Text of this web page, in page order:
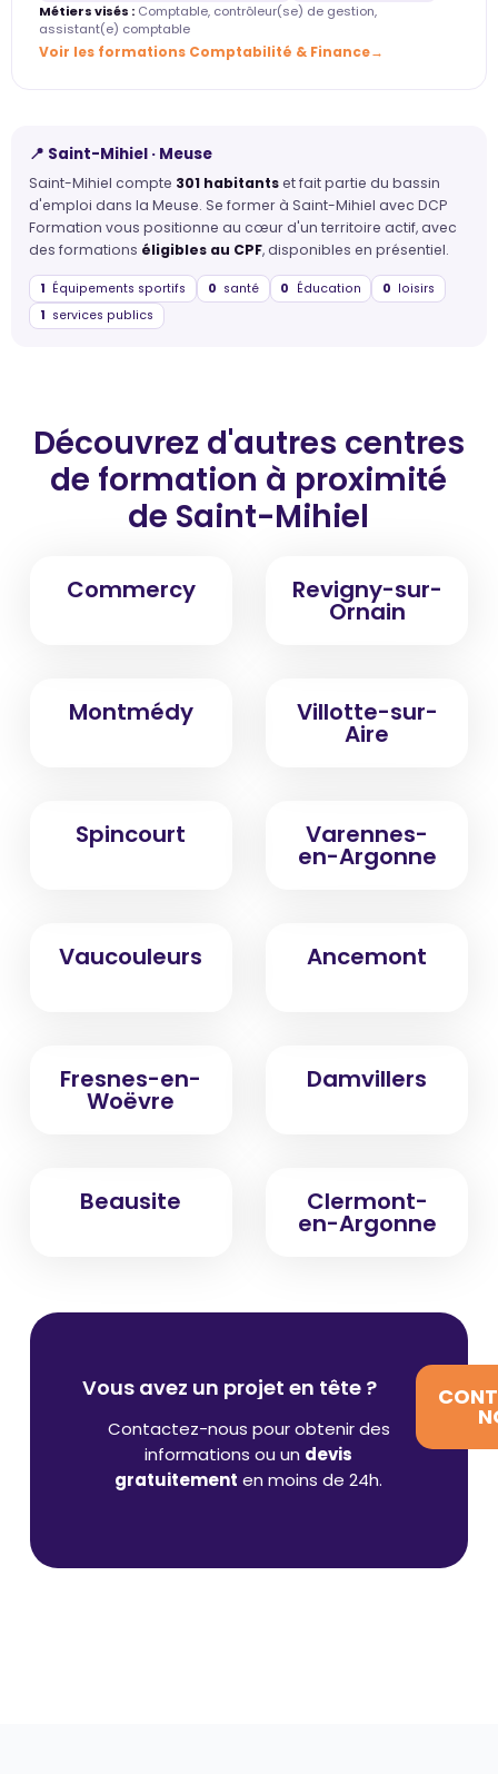
Métiers visés : Comptable, contrôleur(se) de gestion,
assistant(e) comptable
Voir les formations Comptabilité & Finance
📍 Saint-Mihiel · Meuse
Saint-Mihiel compte 301 habitantset fait partie du bassin
d'emploi dans la Meuse. Se former à Saint-Mihiel avec DCP
Formation vous positionne au cœur d'un territoire actif, avec
des formations éligibles au CPF, disponibles en présentiel.
1 Équipements sportifs 0 santé 0 Éducation 0 loisirs
1 services publics
Découvrez d'autres centres
de formation à proximité
de Saint-Mihiel
Commercy Revigny-sur-
Ornain
Montmédy Villotte-sur-
Aire
Spincourt Varennes-
en-Argonne
Vaucouleurs Ancemont
Fresnes-en-
Woëvre
Damvillers
Beausite Clermont-
en-Argonne
Vous avez un projet en tête ?
Contactez-nous pour obtenir des
informations ou un devis
gratuitement en moins de 24h.